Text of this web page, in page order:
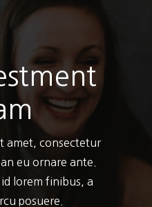
amet, consectetur
eu ornare ante.
lorem finibus, a
posuere.